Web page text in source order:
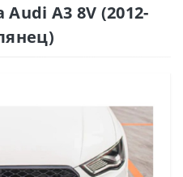
A3 8V (2012-